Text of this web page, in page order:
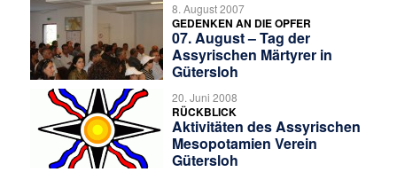
8. August 2007
GEDENKEN AN DIE OPFER
07. August – Tag der
Assyrischen Märtyrer in
Gütersloh
20. Juni 2008
RÜCKBLICK
Aktivitäten des Assyrischen
Mesopotamien Verein
Gütersloh